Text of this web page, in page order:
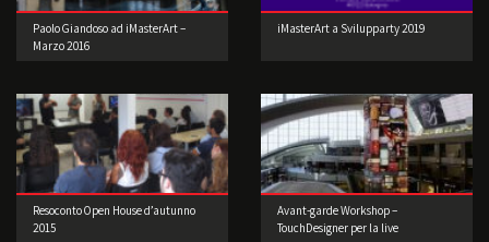
Paolo Giandoso ad iMasterArt –
Marzo 2016
iMasterArt a Svilupparty 2019
Resoconto Open House d’autunno
2015
Avant-garde Workshop –
TouchDesigner per la live